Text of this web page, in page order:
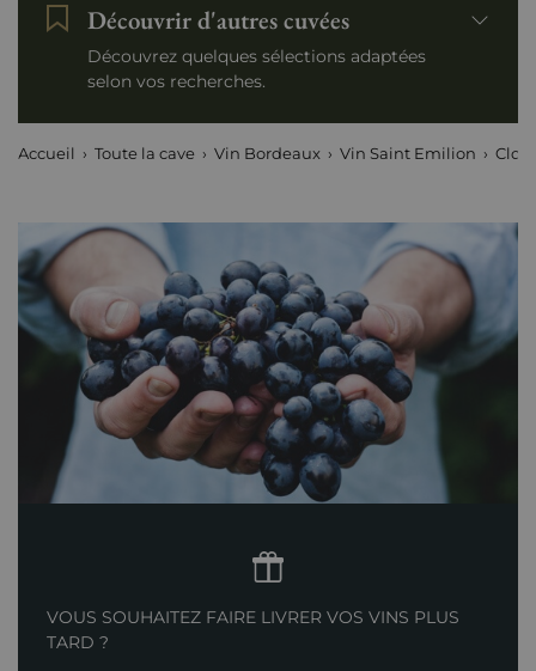
Découvrir d'autres cuvées
Découvrez quelques sélections adaptées
selon vos recherches.
Accueil Toute la cave Vin Bordeaux Vin Saint Emilion Clos
VOUS SOUHAITEZ FAIRE LIVRER VOS VINS PLUS
TARD ?